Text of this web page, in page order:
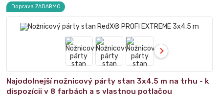
Doprava ZADARMO
Najodolnejší nožnicový párty stan 3x4,5 m na trhu - k
dispozícii v 8 farbách a s vlastnou potlačou